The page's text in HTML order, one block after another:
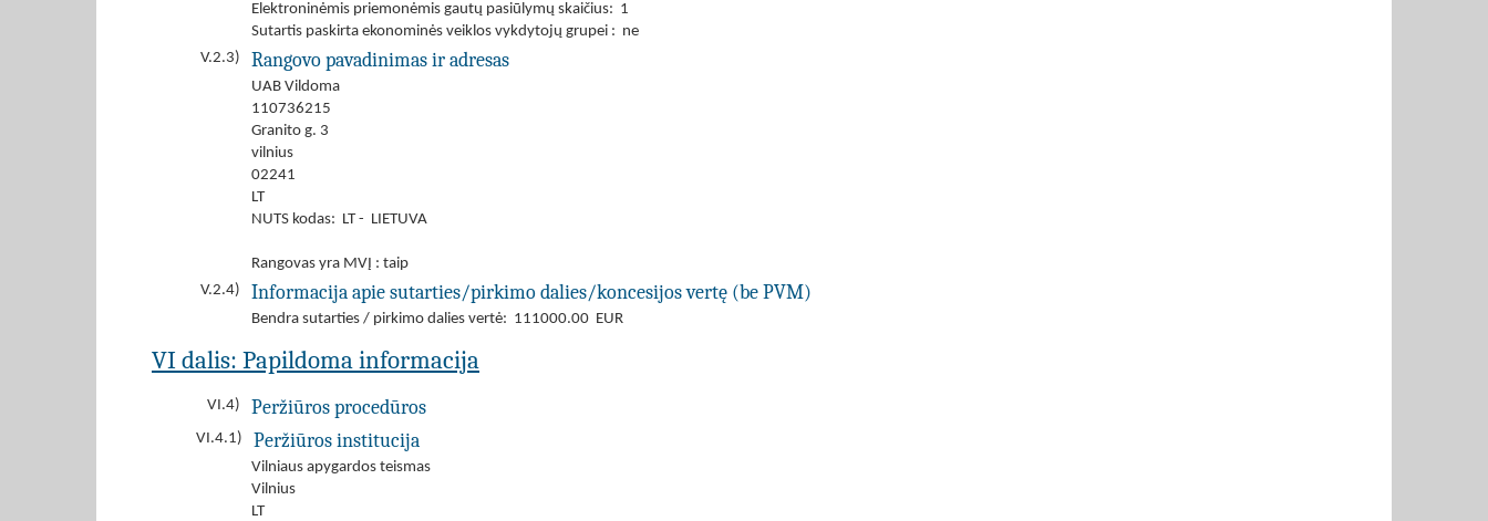
Elektroninėmis priemonėmis gautų pasiūlymų skaičius: 1
Sutartis paskirta ekonominės veiklos vykdytojų grupei : ne
V.2.3)
Rangovo pavadinimas ir adresas
UAB Vildoma
110736215
Granito g. 3
vilnius
02241
LT
NUTS kodas: LT - LIETUVA
Rangovas yra MVĮ : taip
V.2.4)
Informacija apie sutarties/pirkimo dalies/koncesijos vertę (be PVM)
Bendra sutarties / pirkimo dalies vertė: 111000.00 EUR
VI dalis: Papildoma informacija
VI.4) Peržiūros procedūros
VI.4.1) Peržiūros institucija
Vilniaus apygardos teismas
Vilnius
LT